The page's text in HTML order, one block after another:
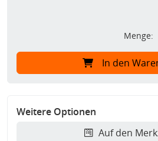
Menge:
In den
Weitere Optionen
Auf den